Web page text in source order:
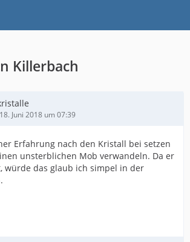
Killerbach
18. Juni 2018 um 07:39
Erfahrung nach den Kristall bei setzen
unsterblichen Mob verwandeln. Da er
würde das glaub ich simpel in der